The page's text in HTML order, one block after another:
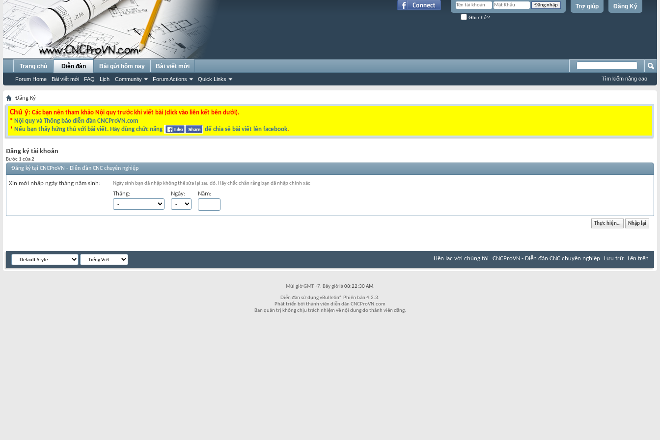
Đăng Ký
Trợ giúp
Ghi nhớ?
Trang chủ Diễn đàn
Forum Home Bài viết mới FAQ Lịch Community Forum Actions Quick Links
Bài gửi hôm nay Bài viết mới
Tìm kiếm nâng cao
Đăng Ký
Chú ý: Các bạn nên tham khảo Nội quy trước khi viết bài (click vào liên kết bên dưới).
* Nội quy và Thông báo diễn đàn CNCProVN.com
* Nếu bạn thấy hứng thú với bài viết. Hãy dùng chức năng để chia sẻ bài viết lên facebook.
Đăng ký tài khoản
Bước 1 của 2
Đăng ký tại CNCProVN - Diễn đàn CNC chuyên nghiệp
Xin mời nhập ngày tháng năm sinh: Ngày sinh bạn đã nhập không thể sửa lại sau đó. Hãy chắc chắn rằng bạn đã nhập chính xác
Tháng: Ngày: Năm:
Liên lạc với chúng tôi CNCProVN - Diễn đàn CNC chuyên nghiệp Lưu trữ Lên trên
Múi giờ GMT +7. Bây giờ là08:22:30 AM.
Diễn đàn sử dụng vBulletin® Phiên bản 4.2.3.
Phát triển bởi thành viên diễn đàn CNCProVN.com
Ban quản trị không chịu trách nhiệm về nội dung do thành viên đăng.